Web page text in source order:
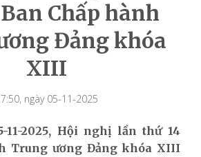
Chấp hành
Đảng khóa
XIII
ngày 05-11-2025
11-2025, Hội nghị lần thứ 14
Trung ương Đảng khóa XIII